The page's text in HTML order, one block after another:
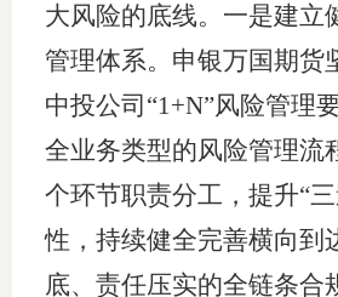
大风险的底线。一是建立
管理体系。申银万国期货
中投公司“1+N”风险管理
全业务类型的风险管理流
个环节职责分工，提升“
性，持续健全完善横向到
底、责任压实的全链条合